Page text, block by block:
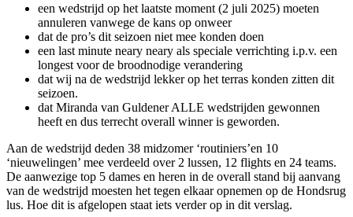
een wedstrijd op het laatste moment (2 juli 2025) moeten
annuleren vanwege de kans op onweer
dat de pro’s dit seizoen niet mee konden doen
een last minute neary neary als speciale verrichting i.p.v. een
longest voor de broodnodige verandering
dat wij na de wedstrijd lekker op het terras konden zitten dit
seizoen.
dat Miranda van Guldener ALLE wedstrijden gewonnen
heeft en dus terrecht overall winner is geworden.
Aan de wedstrijd deden 38 midzomer ‘routiniers’en 10
‘nieuwelingen’ mee verdeeld over 2 lussen, 12 flights en 24 teams.
De aanwezige top 5 dames en heren in de overall stand bij aanvang
van de wedstrijd moesten het tegen elkaar opnemen op de Hondsrug
lus. Hoe dit is afgelopen staat iets verder op in dit verslag.